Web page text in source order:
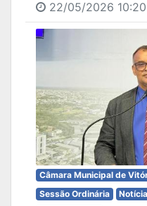
22/05/2026
Câmara Municipal de
Sessão Ordinária
Notícia